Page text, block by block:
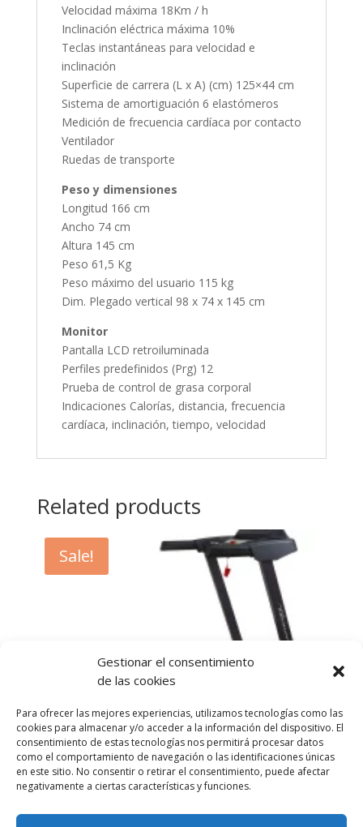
Gestionar el consentimiento
de las cookies
Para ofrecer las mejores experiencias, utilizamos tecnologías como las
cookies para almacenar y/o acceder a la información del dispositivo. El
consentimiento de estas tecnologías nos permitirá procesar datos
como el comportamiento de navegación o las identificaciones únicas
en este sitio. No consentir o retirar el consentimiento, puede afectar
negativamente a ciertas características y funciones.
Velocidad máxima 18Km / h
Inclinación eléctrica máxima 10%
Teclas instantáneas para velocidad e
inclinación
Superficie de carrera (L x A) (cm) 125×44 cm
Sistema de amortiguación 6 elastómeros
Medición de frecuencia cardíaca por contacto
Ventilador
Ruedas de transporte
Peso y dimensiones
Longitud 166 cm
Ancho 74 cm
Altura 145 cm
Peso 61,5 Kg
Peso máximo del usuario 115 kg
Dim. Plegado vertical 98 x 74 x 145 cm
Monitor
Pantalla LCD retroiluminada
Perfiles predefinidos (Prg) 12
Prueba de control de grasa corporal
Indicaciones Calorías, distancia, frecuencia
cardíaca, inclinación, tiempo, velocidad
Related products
Sale!
BH EVO T 900 CINTA
999,00€ 499,00€
Consultar por WhatsApp